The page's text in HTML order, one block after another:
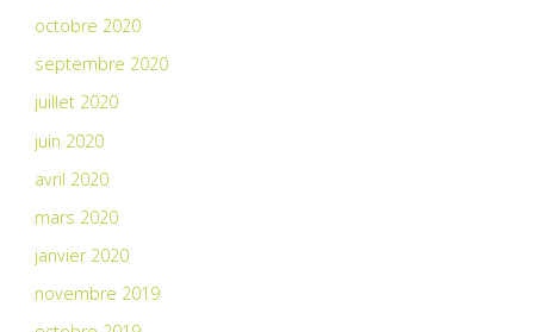
octobre 2020
septembre 2020
juillet 2020
juin 2020
avril 2020
mars 2020
janvier 2020
novembre 2019